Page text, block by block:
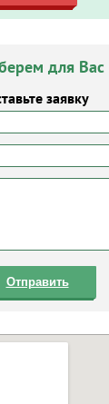
для
заявку
Отправить